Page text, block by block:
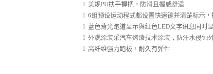
l 美规PU扶手握把， 防滑且握感舒适
l 6组预设运动程式都设置快速键并清楚标示
l 蓝色背光跑道显示與红色LED文字讯息同时
l 外观涂装采汽车烤漆技术涂装，防汗水侵蚀
l 高纤维强力跑板，耐久有弹性